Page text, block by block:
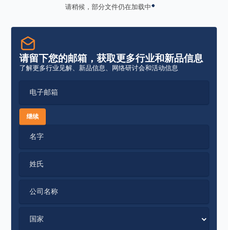
请稍候，部分文件仍在加载中
请留下您的邮箱，获取更多行业和新品信息
了解更多行业见解、新品信息、网络研讨会和活动信息
电子邮箱
继续
名字
姓氏
公司名称
国家